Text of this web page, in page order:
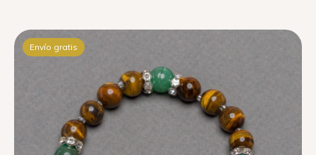
Envío gratis